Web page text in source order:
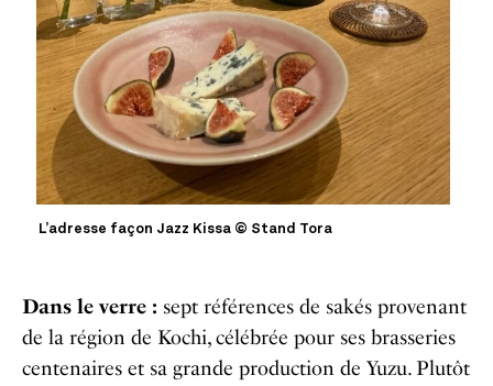
L’adresse façon Jazz Kissa © Stand Tora
Dans le verre : sept références de sakés provenant
de la région de Kochi, célébrée pour ses brasseries
centenaires et sa grande production de Yuzu. Plutôt